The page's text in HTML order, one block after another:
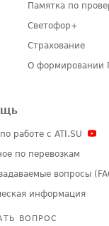
Памятка по
Светофор+
Страхование
О формировании
работе с ATI.SU
по перевозкам
вопросы
информация
ВОПРОС